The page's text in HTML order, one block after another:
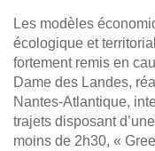
Les modèles
écologique et
fortement remis en
Dame des Landes,
Nantes-Atlantique,
trajets disposant
moins de 2h30, «